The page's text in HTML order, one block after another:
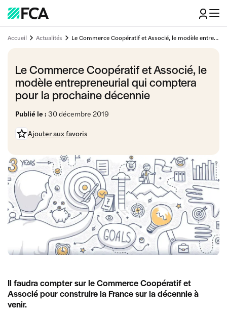
Accueil Actualités Le Commerce Coopératif et Associé, le modèle entrepreneurial qui comptera pour la prochaine décennie
Le Commerce Coopératif et Associé, le
modèle entrepreneurial qui comptera
pour la prochaine décennie
Publié le : 30 décembre 2019
Ajouter aux favoris
Il faudra compter sur le Commerce Coopératif et
Associé pour construire la France sur la décennie à
venir.